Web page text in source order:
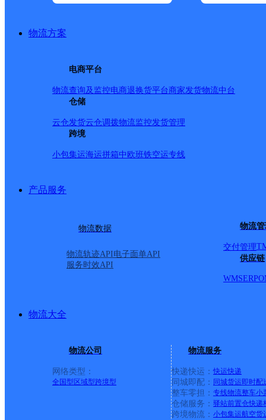
物流方案
电商平台
物流查询及监控电商退换货平台商家发货物流中台
仓储
云仓发货云仓调拨物流监控发货管理
跨境
小包集运海运拼箱中欧班铁空运专线
产品服务
物流数据
物流轨迹API电子面单API
服务时效API
物流
交付管理
供应链
WMSERP
物流大全
物流公司
网络类型：
全国型 区域型跨境型
物流服务
快递快运： 快运快递
同城即配： 同城货运即时配
整车零担： 专线物流整车小
仓储服务： 驿站前置仓快递
跨境物流： 小包集运航空货
所属快递：邮政国内
所属区域：江西省-抚州市-南城县
网点地址：南城县建昌大道288号
网点负责人：
中国邮政集团有限公司新疆维吾尔自治区叶城县